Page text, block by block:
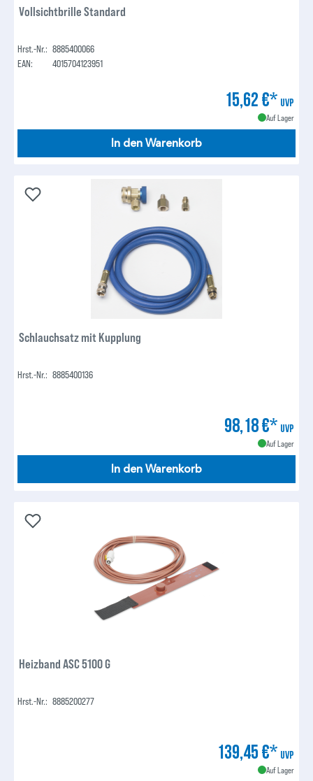
Vollsichtbrille Standard
Hrst.-Nr.: 8885400066
EAN:
4015704123951
15,62 €* UVP
Auf Lager
In den Warenkorb
Schlauchsatz mit Kupplung
Hrst.-Nr.: 8885400136
98,18 €* UVP
Auf Lager
In den Warenkorb
Heizband ASC 5100 G
Hrst.-Nr.: 8885200277
139,45 €* UVP
Auf Lager